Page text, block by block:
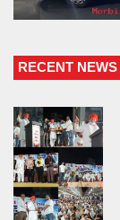
RECENT NEWS